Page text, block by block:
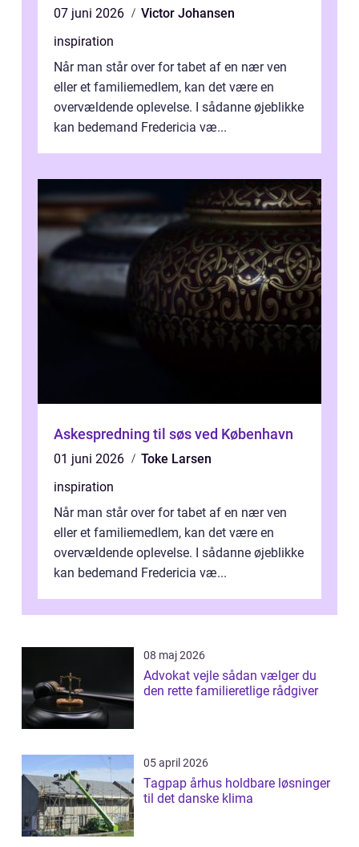
07 juni 2026
Victor Johansen
inspiration
Når man står over for tabet af en nær ven
eller et familiemedlem, kan det være en
overvældende oplevelse. I sådanne øjeblikke
kan bedemand Fredericia væ...
Askespredning til søs ved København
01 juni 2026
Toke Larsen
inspiration
Når man står over for tabet af en nær ven
eller et familiemedlem, kan det være en
overvældende oplevelse. I sådanne øjeblikke
kan bedemand Fredericia væ...
08 maj 2026
Advokat vejle sådan vælger du
den rette familieretlige rådgiver
05 april 2026
Tagpap århus holdbare løsninger
til det danske klima